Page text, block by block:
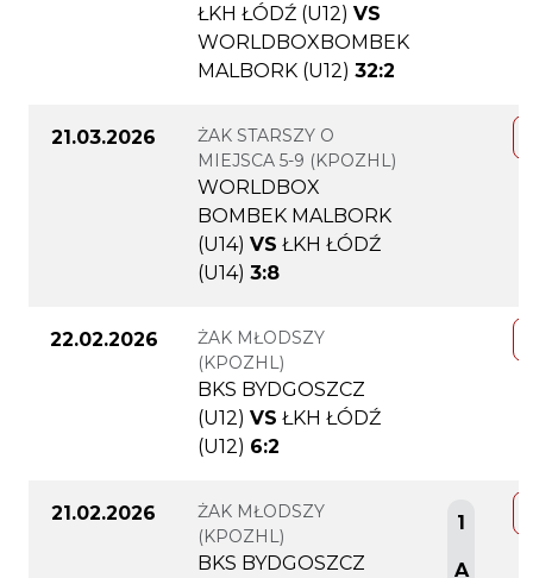
ŁKH ŁÓDŹ (U12) VS
WORLDBOXBOMBEK
MALBORK (U12) 32:2
21.03.2026
ŻAK STARSZY O
MIEJSCA 5-9 (KPOZHL)
WORLDBOX
BOMBEK MALBORK
(U14) VS ŁKH ŁÓDŹ
(U14) 3:8
22.02.2026
ŻAK MŁODSZY
(KPOZHL)
BKS BYDGOSZCZ
(U12) VS ŁKH ŁÓDŹ
(U12) 6:2
21.02.2026
ŻAK MŁODSZY
(KPOZHL)
BKS BYDGOSZCZ
1
A